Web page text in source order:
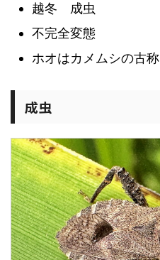
越冬 成虫
不完全変態
ホオはカメムシの古称
成虫